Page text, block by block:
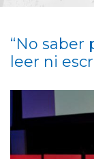
“No saber
leer ni